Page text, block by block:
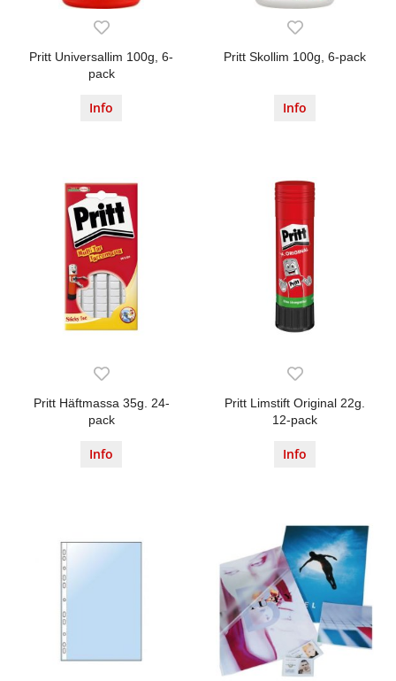
Pritt Universallim 100g, 6-
pack
Info
Pritt Skollim 100g, 6-pack
Info
Pritt Häftmassa 35g. 24-
pack
Info
Pritt Limstift Original 22g.
12-pack
Info